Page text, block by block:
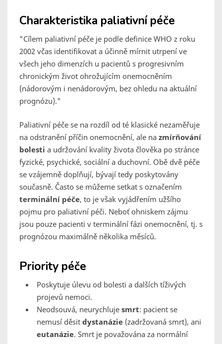
Charakteristika paliativní péče
"Cílem paliativní péče je podle definice WHO z roku
2002 včas identifikovat a účinně mírnit utrpení ve
všech jeho dimenzích u pacientů s progresivním
chronickým život ohrožujícím onemocněním
(nádorovým i nenádorovým, bez ohledu na aktuální
prognózu)."
Paliativní péče se na rozdíl od té klasické nezaměřuje
na odstranění příčin onemocnění, ale na zmírňování
bolesti a udržování kvality života člověka po stránce
fyzické, psychické, sociální a duchovní. Obě dvě péče
se vzájemně doplňují, bývají tedy poskytovány
současně. Často se můžeme setkat s označením
terminální péče, to je však vyjádřením užšího
pojmu pro paliativní péči. Neboť ohniskem zájmu
jsou pouze pacienti v terminální fázi onemocnění, tj. s
prognózou maximálně několika měsíců.
Priority péče
Poskytuje úlevu od bolesti a dalších tíživých
projevů nemoci.
Neodsouvá, neurychluje smrt: pacient se
nemusí děsit dystanázie (zadržovaná smrt), ani
eutanázie. Smrt je považována za normální